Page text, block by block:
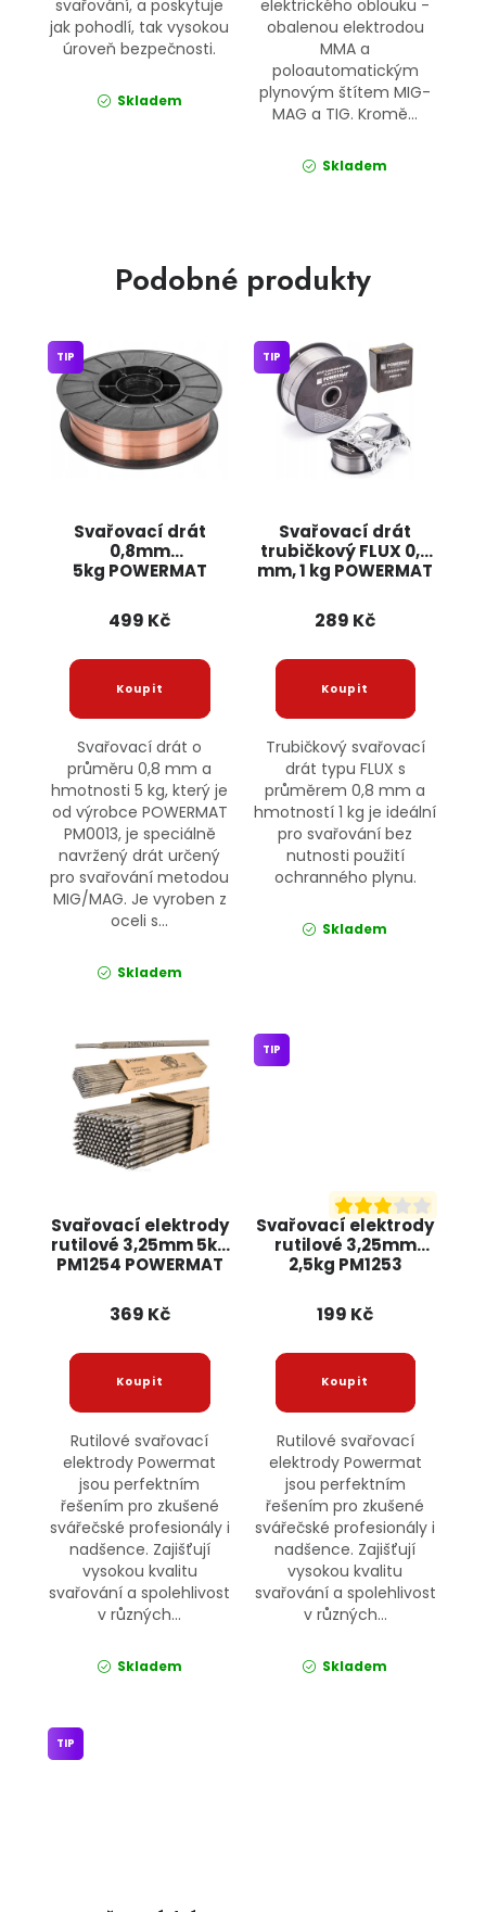
svařování, a poskytuje
jak pohodlí, tak vysokou
úroveň bezpečnosti.
Skladem
elektrického oblouku -
obalenou elektrodou
MMA a
poloautomatickým
plynovým štítem MIG-
MAG a TIG. Kromě...
Skladem
Podobné produkty
Svařovací drát
0,8mm
5kg POWERMAT
TIP
499 Kč
Svařovací drát o
průměru 0,8 mm a
hmotnosti 5 kg, který je
od výrobce POWERMAT
PM0013, je speciálně
navržený drát určený
pro svařování metodou
MIG/MAG. Je vyroben z
oceli s...
Skladem
Svařovací drát
trubičkový FLUX 0,8
mm, 1 kg POWERMAT
TIP
289 Kč
Trubičkový svařovací
drát typu FLUX s
průměrem 0,8 mm a
hmotností 1 kg je ideální
pro svařování bez
nutnosti použití
ochranného plynu.
Skladem
Svařovací elektrody
rutilové 3,25mm 5kg
PM1254 POWERMAT
369 Kč
Rutilové svařovací
elektrody Powermat
jsou perfektním
řešením pro zkušené
svářečské profesionály i
nadšence. Zajišťují
vysokou kvalitu
svařování a spolehlivost
v různých...
Skladem
Svařovací elektrody
rutilové 3,25mm
2,5kg PM1253
TIP
199 Kč
Rutilové svařovací
elektrody Powermat
jsou perfektním
řešením pro zkušené
svářečské profesionály i
nadšence. Zajišťují
vysokou kvalitu
svařování a spolehlivost
v různých...
Skladem
TIP